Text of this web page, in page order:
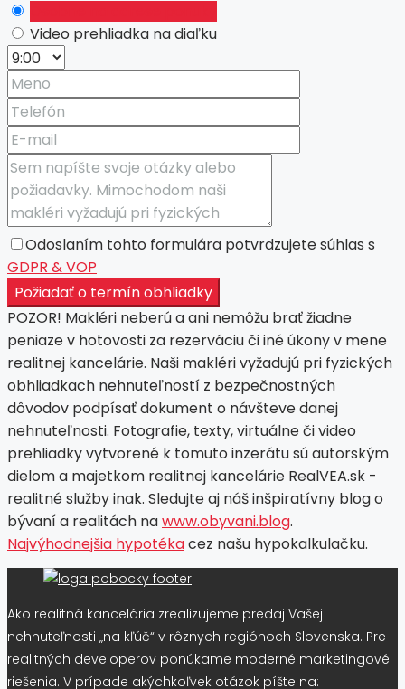
Video prehliadka na diaľku
Odoslaním tohto formulára potvrdzujete súhlas s
GDPR & VOP
Požiadať o termín obhliadky
POZOR! Makléri neberú a ani nemôžu brať žiadne
peniaze v hotovosti za rezerváciu či iné úkony v mene
realitnej kancelárie. Naši makléri vyžadujú pri fyzických
obhliadkach nehnuteľností z bezpečnostných
dôvodov podpísať dokument o návšteve danej
nehnuteľnosti. Fotografie, texty, virtuálne či video
prehliadky vytvorené k tomuto inzerátu sú autorským
dielom a majetkom realitnej kancelárie RealVEA.sk -
realitné služby inak. Sledujte aj náš inšpiratívny blog o
bývaní a realitách nawww.obyvani.blog.
Najvýhodnejšia hypotékacez našu hypokalkulačku.
Ako realitná kancelária zrealizujeme predaj Vašej
nehnuteľnosti „na kľúč“ v rôznych regiónoch Slovenska. Pre
realitných developerov ponúkame moderné marketingové
riešenia. V prípade akýchkoľvek otázok píšte na: